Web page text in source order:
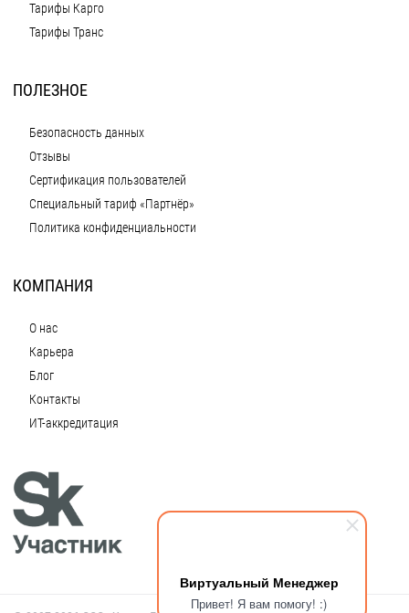
Виртуальный Менеджер
Привет! Я вам помогу! :)
Тарифы Карго
Тарифы Транс
ПОЛЕЗНОЕ
Безопасность данных
Отзывы
Сертификация пользователей
Специальный тариф «Партнёр»
Политика конфиденциальности
КОМПАНИЯ
О нас
Карьера
Блог
Контакты
ИТ-аккредитация